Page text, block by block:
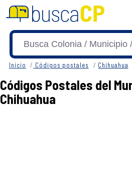
Inicio Códigos postales Chihuahua
Códigos Postales del
Chihuahua